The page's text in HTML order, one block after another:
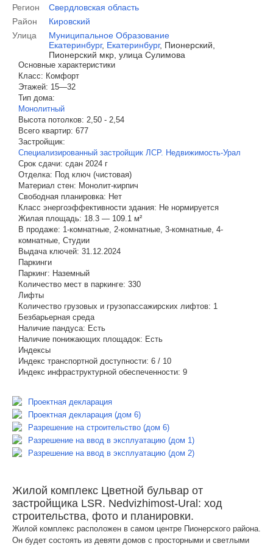
Регион
Свердловская область
Район
Кировский
Улица
Муниципальное Образование
Екатеринбург, Екатеринбург, Пионерский,
Пионерский мкр, улица Сулимова
Основные характеристики
Класс: Комфорт
Этажей: 15—32
Тип дома:
Монолитный
Высота потолков: 2,50 - 2,54
Всего квартир: 677
Застройщик:
Специализированный застройщик ЛСР. Недвижимость-Урал
Срок сдачи: сдан 2024 г
Отделка: Под ключ (чистовая)
Материал стен: Монолит-кирпич
Свободная планировка: Нет
Класс энергоэффективности здания: Не нормируется
Жилая площадь: 18.3 — 109.1 м²
В продаже: 1-комнатные, 2-комнатные, 3-комнатные, 4-
комнатные, Студии
Выдача ключей: 31.12.2024
Паркинги
Паркинг: Наземный
Количество мест в паркинге: 330
Лифты
Количество грузовых и грузопассажирских лифтов: 1
Безбарьерная среда
Наличие пандуса: Есть
Наличие понижающих площадок: Есть
Индексы
Индекс транспортной доступности: 6 / 10
Индекс инфраструктурной обеспеченности: 9
Проектная декларация
Проектная декларация (дом 6)
Разрешение на строительство (дом 6)
Разрешение на ввод в эксплуатацию (дом 1)
Разрешение на ввод в эксплуатацию (дом 2)
Жилой комплекс Цветной бульвар от
застройщика LSR. Nedvizhimost-Ural: ход
строительства, фото и планировки.
Жилой комплекс расположен в самом центре Пионерского района.
Он будет состоять из девяти домов с просторными и светлыми